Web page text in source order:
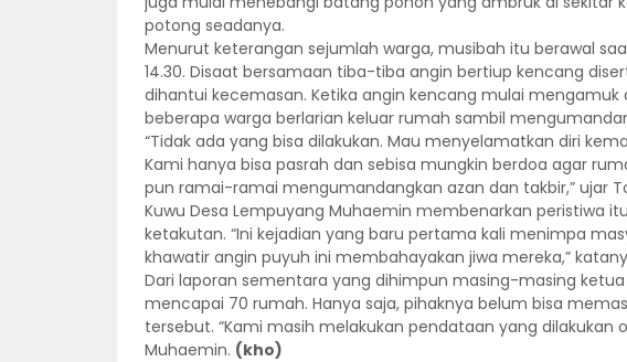
potong seadanya.
Menurut keterangan sejumlah warga, musibah itu berawal
14.30. Disaat bersamaan tiba-tiba angin bertiup kencang
dihantui kecemasan. Ketika angin kencang mulai
beberapa warga berlarian keluar rumah sambil
“Tidak ada yang bisa dilakukan. Mau menyelamatkan diri
Kami hanya bisa pasrah dan sebisa mungkin berdoa agar
pun ramai-ramai mengumandangkan azan dan takbir,” ujar
Kuwu Desa Lempuyang Muhaemin membenarkan peristiwa
ketakutan. “Ini kejadian yang baru pertama kali menimpa
khawatir angin puyuh ini membahayakan jiwa mereka,”
Dari laporan sementara yang dihimpun masing-masing
mencapai 70 rumah. Hanya saja, pihaknya belum bisa
tersebut. “Kami masih melakukan pendataan yang dilakukan
Muhaemin. (kho)